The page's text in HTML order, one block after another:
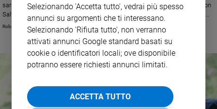
sarà snobbata dai grillini, ma parteciperanno vari ministri leghisti (però non
Salvini). Grande attenzione ai temi dell'economia e della scienza. Attesi i
cardinali Tegle e Scola.
Roberto Zichittella
Selezionando 'Accetta tutto', vedrai più spesso
annunci su argomenti che ti interessano.
Selezionando 'Rifiuta tutto', non verranno
attivati annunci Google standard basati su
cookie o identificatori locali; ove disponibile
potranno essere richiesti annunci limitati.
ACCETTA TUTTO